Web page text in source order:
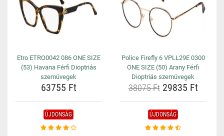
Etro ETRO0042 086 ONE SIZE
(53) Havana Férfi Dioptriás
szemüvegek
63755 Ft
Police Firefly 6 VPLL29E 0300
ONE SIZE (50) Arany Férfi
Dioptriás szemüvegek
38075 Ft29835 Ft
ÚJDONSÁG ÚJDONSÁG